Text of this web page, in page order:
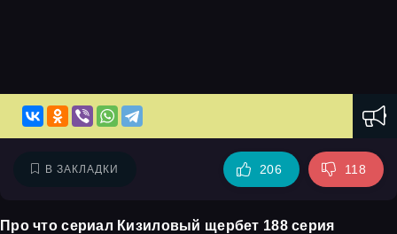
В ЗАКЛАДКИ 206 118
Про что сериал Кизиловый щербет 188 серия